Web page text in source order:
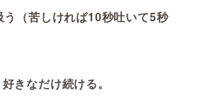
（苦しければ10秒吐いて5秒
きなだけ続ける。